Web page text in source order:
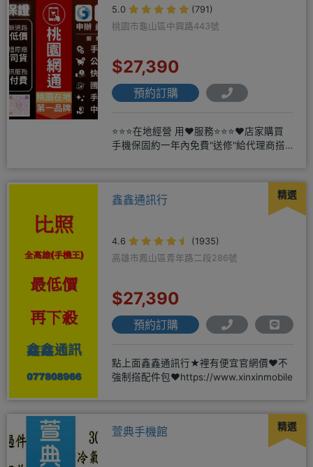
5.0
(791)
桃園市龜山區中興路443號
$27,390
預約訂購
⭐⭐⭐在地經營 用❤️服務⭐⭐⭐❤️店家購買
手機保固約一年內免費"送修"給代理商搭
精選
鑫鑫通訊行
4.6
(1935)
高雄市鳳山區青年路二段286號
$27,390
預約訂購
點上面鑫鑫通訊行★裡有便宜官網價❤️不
強制搭配件包❤️https://www.xinxinmobile
精選
萱典手機館